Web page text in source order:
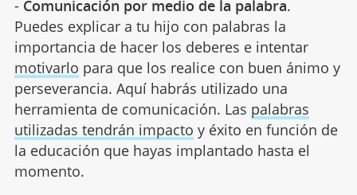
- Comunicación por medio de la palabra.
Puedes explicar a tu hijo con palabras la
importancia de hacer los deberes e intentar
motivarlo para que los realice con buen ánimo y
perseverancia. Aquí habrás utilizado una
herramienta de comunicación. Las palabras
utilizadas tendrán impacto y éxito en función de
la educación que hayas implantado hasta el
momento.